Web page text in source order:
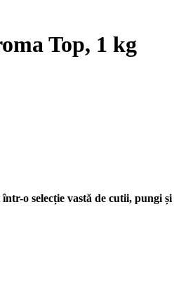
Top, 1 kg
o selecție vastă de cutii, pungi și